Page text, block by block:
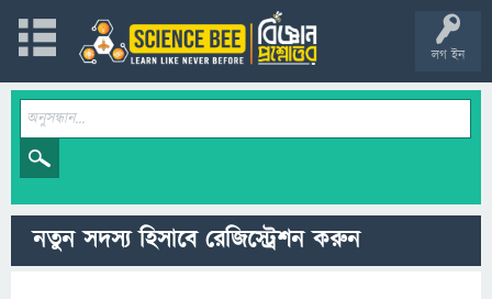
লগ ইন
নতুন সদস্য হিসাবে রেজিস্ট্রেশন করুন